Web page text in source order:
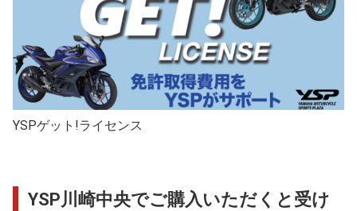
YSPゲット!ライセンス
YSP川崎中央でご購入いただくと受け